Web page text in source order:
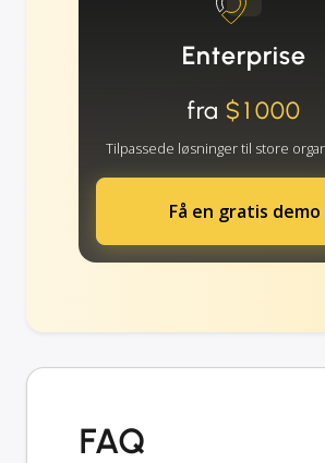
Enterprise
fra $1000
Tilpassede løsninger til store
Få en gratis demo
FAQ